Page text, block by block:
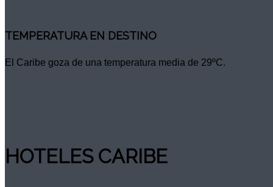
TEMPERATURA EN DESTINO
El Caribe goza de una temperatura media de 29ºC.
HOTELES CARIBE